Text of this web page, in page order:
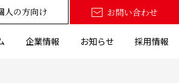
人の方向け お問い合わせ
企業情報 お知らせ 採用情報